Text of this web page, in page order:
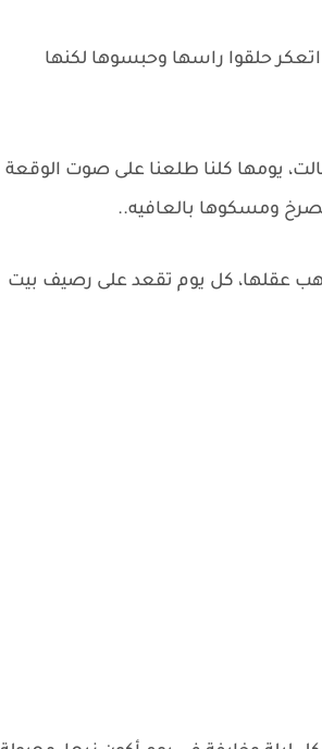
حلقوا راسها وحبسوها لكنها
يومها كلنا طلعنا على صوت الوقعة
ومسكوها بالعافيه..
عقلها، كل يوم تقعد على رصيف بيت